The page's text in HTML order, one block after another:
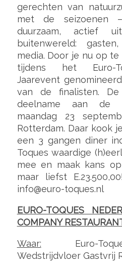
gerechten van
met de seizoenen
duurzaam, actief
buitenwereld:
media. Door je nu op
tijdens het Euro-
Jaarevent
van de finalisten.
deelname aan de
maandag 23
Rotterdam. Daar kook
een 3 gangen diner
Toques waardige
mee en maak kans
maar liefst
info@euro-toques.nl
EURO-TOQUES
COMPANY
Waar: Euro-
Wedstrijdvloer Gastvrij